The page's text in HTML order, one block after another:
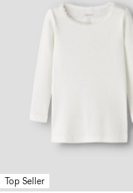
Top Seller